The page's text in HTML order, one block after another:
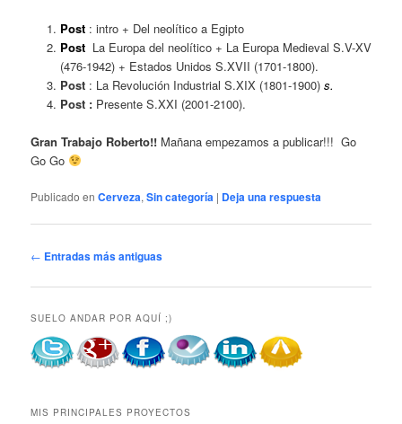
Post : intro + Del neolítico a Egipto
Post La Europa del neolítico + La Europa Medieval S.V-XV
(476-1942) + Estados Unidos S.XVII (1701-1800).
Post : La Revolución Industrial S.XIX (1801-1900) s.
Post :Presente S.XXI (2001-2100).
Gran Trabajo Roberto!! Mañana empezamos a publicar!!! Go
Go Go
Publicado en Cerveza,Sin categoría | Deja una respuesta
Navegador
artículos
← Entradas más antiguas
SUELO ANDAR POR AQUÍ ;)
MIS PRINCIPALES PROYECTOS